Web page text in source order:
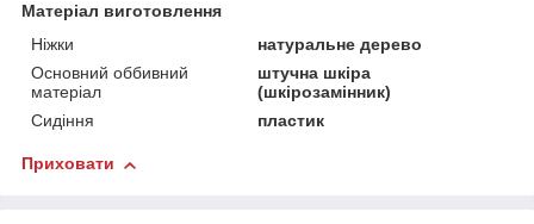
Матеріал виготовлення
Ніжки
натуральне дерево
Основний оббивний
матеріал
штучна шкіра
(шкірозамінник)
Сидіння
пластик
Приховати